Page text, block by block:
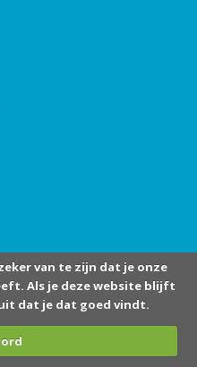
van te zijn dat je onze
Als je deze website blijft
dat je dat goed vindt.